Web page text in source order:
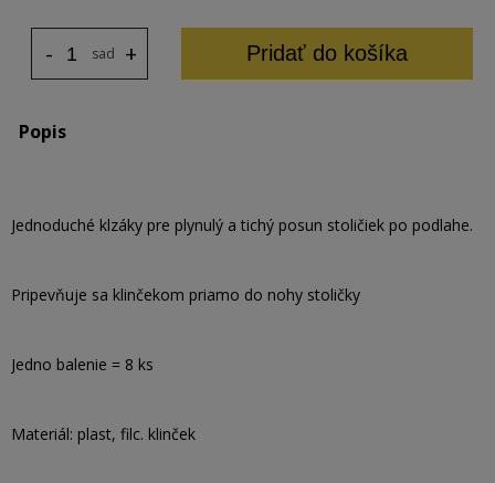
sada +
- Pridať do košíka
Popis
Jednoduché klzáky pre plynulý a tichý posun stoličiek po podlahe.
Pripevňuje sa klinčekom priamo do nohy stoličky
Jedno balenie = 8 ks
Materiál: plast, filc. klinček